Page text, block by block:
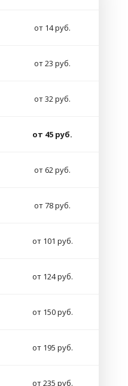
от 14 руб.
от 23 руб.
от 32 руб.
от 45 руб.
от 62 руб.
от 78 руб.
от 101 руб.
от 124 руб.
от 150 руб.
от 195 руб.
от 235 руб.